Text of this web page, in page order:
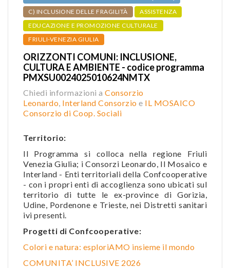
C) INCLUSIONE DELLE FRAGILITÀ
ASSISTENZA
EDUCAZIONE E PROMOZIONE CULTURALE
FRIULI-VENEZIA GIULIA
ORIZZONTI COMUNI: INCLUSIONE,
CULTURA E AMBIENTE - codice programma
PMXSU0024025010624NMTX
Chiedi informazioni a Consorzio
Leonardo, Interland Consorzio e IL MOSAICO
Consorzio di Coop. Sociali
Territorio:
Il Programma si colloca nella regione Friuli
Venezia Giulia; i Consorzi Leonardo, Il Mosaico e
Interland - Enti territoriali della Confcooperative
- con i propri enti di accoglienza sono ubicati sul
territorio di tutte le ex-province di Gorizia,
Udine, Pordenone e Trieste, nei Distretti sanitari
ivi presenti.
Progetti di Confcooperative:
Colori e natura: esploriAMO insieme il mondo
COMUNITA’ INCLUSIVE 2026